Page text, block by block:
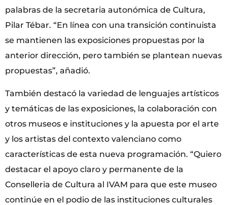
palabras de la secretaria autonómica de Cultura,
Pilar Tébar. “En línea con una transición continuista
se mantienen las exposiciones propuestas por la
anterior dirección, pero también se plantean nuevas
propuestas”, añadió.
También destacó la variedad de lenguajes artísticos
y temáticas de las exposiciones, la colaboración con
otros museos e instituciones y la apuesta por el arte
y los artistas del contexto valenciano como
características de esta nueva programación. “Quiero
destacar el apoyo claro y permanente de la
Conselleria de Cultura al IVAM para que este museo
continúe en el podio de las instituciones culturales